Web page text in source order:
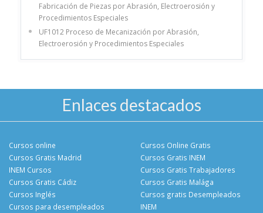
Fabricación de Piezas por Abrasión, Electroerosión y
Procedimientos Especiales
UF1012 Proceso de Mecanización por Abrasión,
Electroerosión y Procedimientos Especiales
Enlaces destacados
Cursos online
Cursos Gratis Madrid
INEM Cursos
Cursos Gratis Cádiz
Cursos Online Gratis
Cursos Gratis INEM
Cursos Gratis Trabajadores
Cursos Gratis Malága
Cursos Inglés
Cursos para desempleados
Cursos gratis Desempleados
INEM